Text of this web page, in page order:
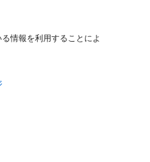
情報を利用することによ